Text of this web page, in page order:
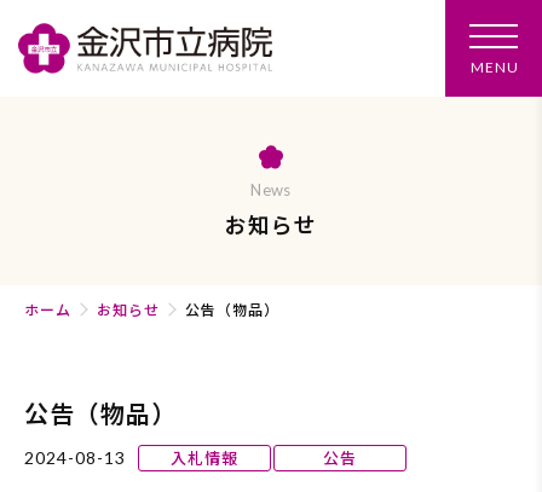
MENU
ュ
News
お知らせ
ホーム お知らせ 公告（物品）
公告（物品）
2024-08-13 入札情報 公告